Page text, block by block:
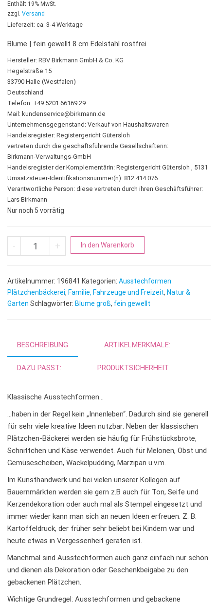
Enthält 19% MwSt.
zzgl. Versand
Lieferzeit: ca. 3-4 Werktage
Blume | fein gewellt 8 cm Edelstahl rostfrei
Hersteller: RBV Birkmann GmbH & Co. KG
Hegelstraße 15
33790 Halle (Westfalen)
Deutschland
Telefon: +49 5201 66169 29
Mail: kundenservice@birkmann.de
Unternehmensgegenstand: Verkauf von Haushaltswaren
Handelsregister: Registergericht Gütersloh
vertreten durch die geschäftsführende Gesellschafterin:
Birkmann-Verwaltungs-GmbH
Handelsregister der Komplementärin: Registergericht Gütersloh , 5131
Umsatzsteuer-Identifikationsnummer(n): 812 414 076
Verantwortliche Person: diese vertreten durch ihren Geschäftsführer:
Lars Birkmann
Nur noch 5 vorrätig
- Blume | fein gewellt Menge
+ In den Warenkorb
e
r
n
e
Artikelnummer: 196841 Kategorien: Ausstechformen
Plätzchenbäckerei, Familie, Fahrzeuge und Freizeit, Natur &
Garten Schlagwörter: Blume groß, fein gewellt
BESCHREIBUNG ARTIKELMERKMALE:
DAZU PASST: PRODUKTSICHERHEIT
Klassische Ausstechformen…
…haben in der Regel kein „Innenleben“. Dadurch sind sie generell
für sehr viele kreative Ideen nutzbar: Neben der klassischen
Plätzchen-Bäckerei werden sie häufig für Frühstücksbrote,
Schnittchen und Käse verwendet. Auch für Melonen, Obst und
Gemüsescheiben, Wackelpudding, Marzipan u.v.m.
Im Kunsthandwerk und bei vielen unserer Kollegen auf
Bauernmärkten werden sie gern z.B auch für Ton, Seife und
Kerzendekoration oder auch mal als Stempel eingesetzt und
immer wieder kann man sich an neuen Ideen erfreuen. Z. B.
Kartoffeldruck, der früher sehr beliebt bei Kindern war und
heute etwas in Vergessenheit geraten ist.
Manchmal sind Ausstechformen auch ganz einfach nur schön
und dienen als Dekoration oder Geschenkbeigabe zu den
gebackenen Plätzchen.
Wichtige Grundregel: Ausstechformen und gebackene